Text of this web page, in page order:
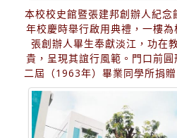
本校校史館暨張建邦創辦人紀
年校慶時舉行啟用典禮，一樓為
張創辦人畢生奉獻淡江，功在
貴，呈現其誼行風範。門口前
二屆（1963年）畢業同學所捐贈